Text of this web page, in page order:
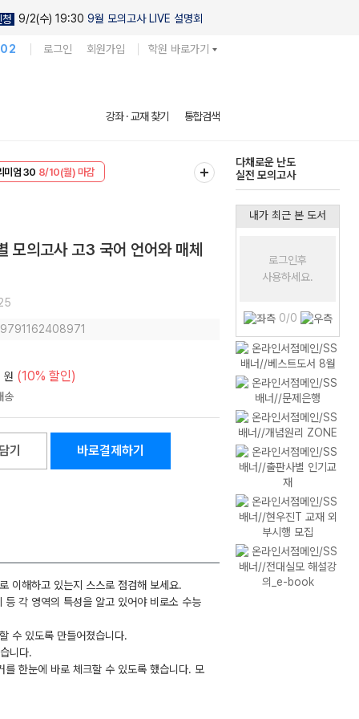
청 9/2(수) 19:30 9월 모의고사 LIVE 설명회
로그인 회원가입 학원 바로가기
강좌 · 교재 찾기 통합검색
미엄 30 8/10(월) 마감
다채로운 난도
실전 모의고사
의고사 고3 국어 언어와 매체
9791162408971
원 (10% 할인)
기 바로결제하기
이해하고 있는지 스스로 점검해 보세요.
각 영역의 특성을 알고 있어야 비로소 수능
수 있도록 만들어졌습니다.
니다.
한눈에 바로 체크할 수 있도록 했습니다. 모
내가 최근 본 도서
로그인후
사용하세요.
0/0